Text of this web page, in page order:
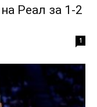
Реал за 1-2
1